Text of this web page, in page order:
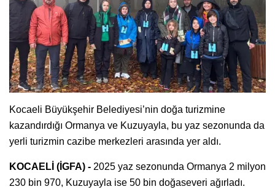
Kocaeli Büyükşehir Belediyesi’nin doğa turizmine
kazandırdığı Ormanya ve Kuzuyayla, bu yaz sezonunda da
yerli turizmin cazibe merkezleri arasında yer aldı.
KOCAELİ (İGFA) - 2025 yaz sezonunda Ormanya 2 milyon
230 bin 970, Kuzuyayla ise 50 bin doğaseveri ağırladı.